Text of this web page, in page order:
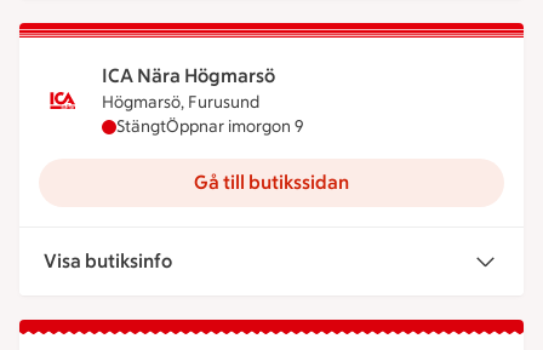
ICA Nära Högmarsö
Högmarsö, Furusund
ICA Nära Högmarsö har stängt idag, öppnar
StängtÖppnar imorgon 9
Gå till butikssidan
Visa butiksinfo